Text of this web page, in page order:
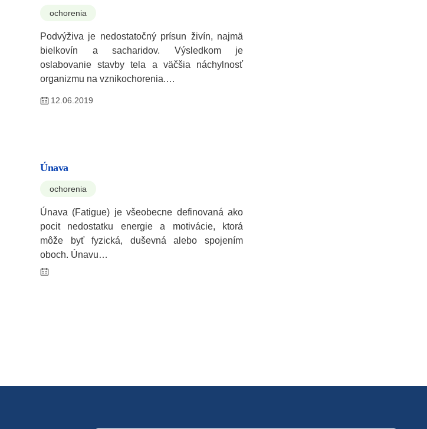
ochorenia
Podvýživa je nedostatočný prísun živín, najmä
bielkovín a sacharidov. Výsledkom je
oslabovanie stavby tela a väčšia náchylnosť
organizmu na vznikochorenia.…
12.06.2019
Únava
ochorenia
Únava (Fatigue) je všeobecne definovaná ako
pocit nedostatku energie a motivácie, ktorá
môže byť fyzická, duševná alebo spojením
oboch. Únavu…